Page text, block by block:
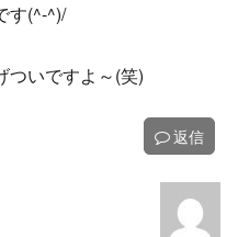
す(^-^)/
ついですよ～(笑)
返信